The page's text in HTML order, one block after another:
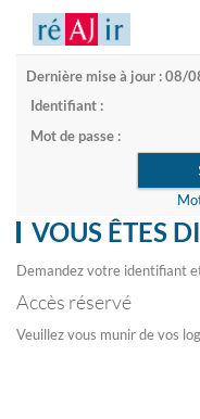
Dernière mise à jour : 08/
Identifiant :
Mot de passe :
VOUS ÊTES
Demandez votre identifiant
Accès réservé
Veuillez vous munir de vos